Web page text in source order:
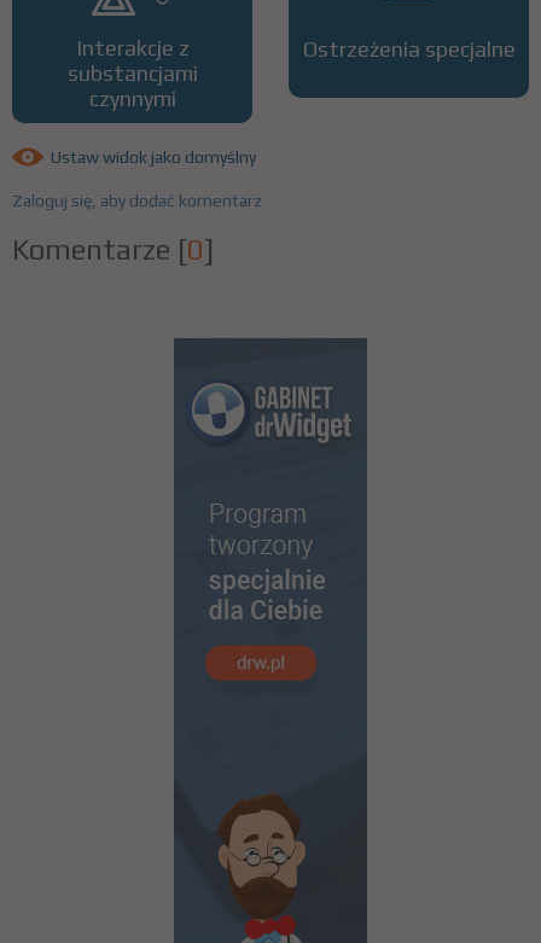
Interakcje z
substancjami
czynnymi
Ostrzeżenia specjalne
Ustaw widok jako domyślny
Zaloguj się, aby dodać komentarz
Komentarze [0]